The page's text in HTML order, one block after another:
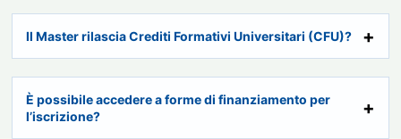
Il Master rilascia Crediti Formativi Universitari (CFU)?
È possibile accedere a forme di finanziamento per
l’iscrizione?